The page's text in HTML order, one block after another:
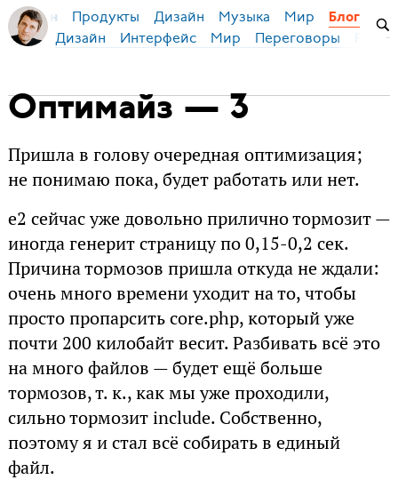
Бирман Продукты Дизайн Музыка Мир Блог
Дизайн Интерфейс Мир Переговоры
Оптимайз — 3
Пришла в голову очередная оптимизация;
не понимаю пока, будет работать или нет.
e2 сейчас уже довольно прилично тормозит —
иногда генерит страницу по 0,15-0,2 сек.
Причина тормозов пришла откуда не ждали:
очень много времени уходит на то, чтобы
просто пропарсить core.php, который уже
почти 200 килобайт весит. Разбивать всё это
на много файлов — будет ещё больше
тормозов, т. к., как мы уже проходили,
сильно тормозит include. Собственно,
поэтому я и стал всё собирать в единый
файл.